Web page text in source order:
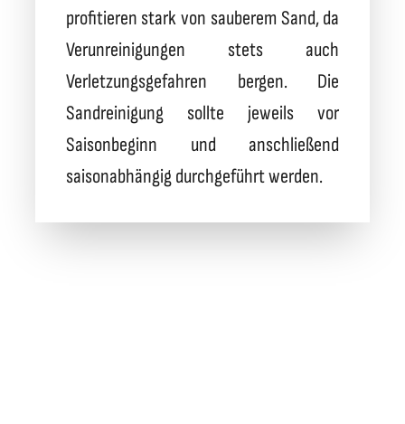
profitieren stark von sauberem Sand, da
Verunreinigungen stets auch
Verletzungsgefahren bergen. Die
Sandreinigung sollte jeweils vor
Saisonbeginn und anschließend
saisonabhängig durchgeführt werden.